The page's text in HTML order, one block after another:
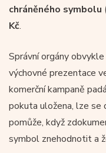
chráněného symbolu
Kč.
Správní orgány
výchovné prezentace
komerční kampaně
pokuta uložena, lze
pomůže, když
symbol znehodnotit a